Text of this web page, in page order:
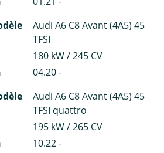
Audi A6 C8 Avant (4A5) 45
TFSI
180 kW / 245 CV
04.20 -
Audi A6 C8 Avant (4A5) 45
TFSI quattro
195 kW / 265 CV
10.22 -